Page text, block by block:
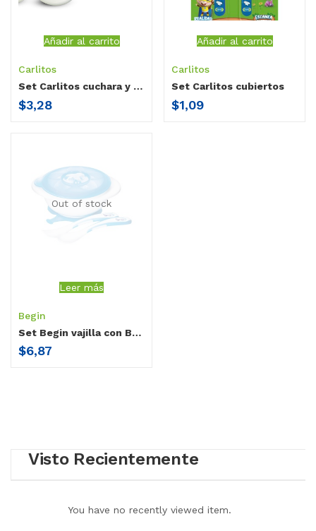
Añadir al carrito
Carlitos
Set Carlitos cuchara y plato
$3,28
Añadir al carrito
Carlitos
Set Carlitos cubiertos
$1,09
Out of stock
Leer más
Begin
Set Begin vajilla con Base Antiderrame
$6,87
Visto Recientemente
You have no recently viewed item.